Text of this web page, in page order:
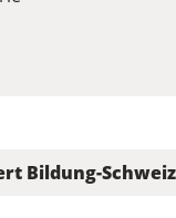
Bildung-